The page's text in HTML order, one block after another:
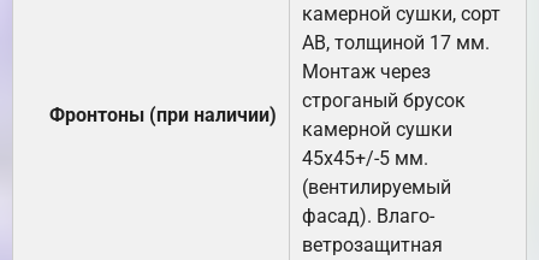
Фронтоны (при наличии)
камерной сушки, сорт
АВ, толщиной 17 мм.
Монтаж через
строганый брусок
камерной сушки
45х45+/-5 мм.
(вентилируемый
фасад). Влаго-
ветрозащитная